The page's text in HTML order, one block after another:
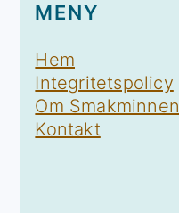
MENY
Hem
Integritetspolicy
Om Smakminnen
Kontakt